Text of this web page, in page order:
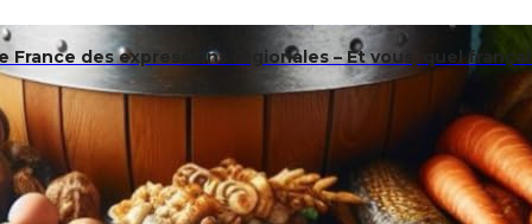
France des expressions régionales – Et vous, quel